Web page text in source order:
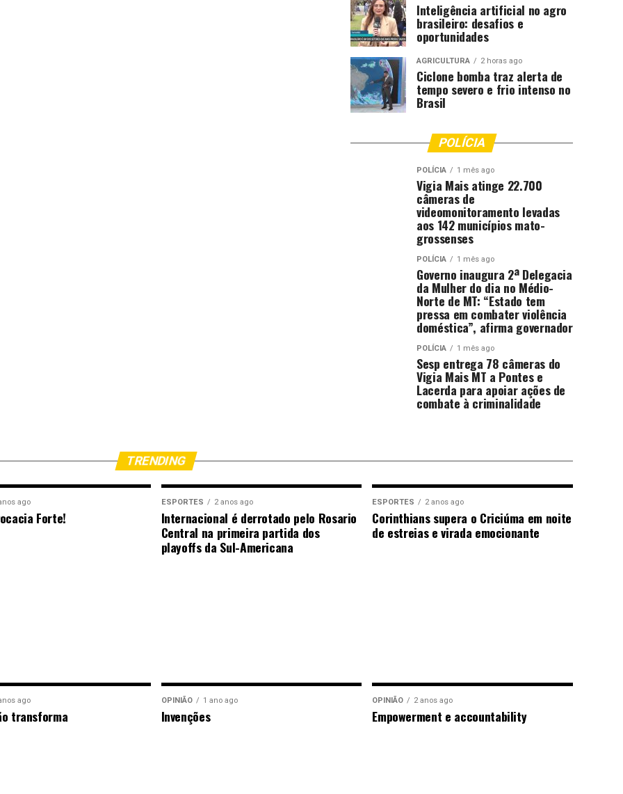
Inteligência artificial no agro
brasileiro: desafios e
oportunidades
AGRICULTURA 2 horas ago
Ciclone bomba traz alerta de
tempo severo e frio intenso no
Brasil
POLÍCIA
POLÍCIA 1 mês ago
Vigia Mais atinge 22.700
câmeras de
videomonitoramento levadas
aos 142 municípios mato-
grossenses
POLÍCIA 1 mês ago
Governo inaugura 2ª Delegacia
da Mulher do dia no Médio-
Norte de MT: “Estado tem
pressa em combater violência
doméstica”, afirma governador
POLÍCIA 1 mês ago
Sesp entrega 78 câmeras do
Vigia Mais MT a Pontes e
Lacerda para apoiar ações de
combate à criminalidade
TRENDING
ago
Forte!
ESPORTES 2 anos ago
Internacional é derrotado pelo Rosario
Central na primeira partida dos
playoffs da Sul-Americana
ESPORTES 2 anos ago
Corinthians supera o Criciúma em noite
de estreias e virada emocionante
ago
transforma
OPINIÃO 1 ano ago
Invenções
OPINIÃO 2 anos ago
Empowerment e accountability